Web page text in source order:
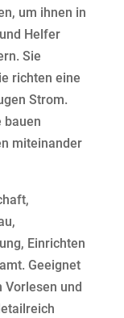
um ihnen in
Helfer
Sie
richten eine
Strom.
bauen
miteinander
Einrichten
Geeignet
Vorlesen und